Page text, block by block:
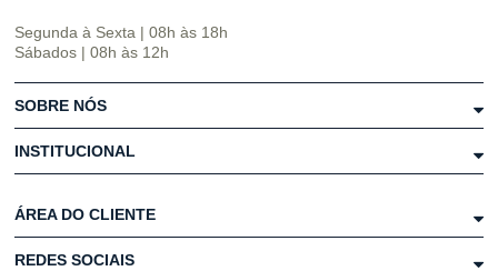
Segunda à Sexta | 08h às 18h
Sábados | 08h às 12h
SOBRE NÓS
INSTITUCIONAL
ÁREA DO CLIENTE
REDES SOCIAIS